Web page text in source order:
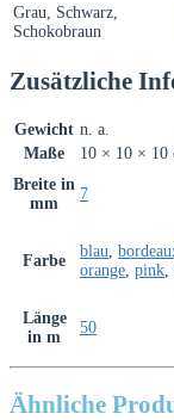
Grau, Schwarz,
Schokobraun
Zusätzliche
Gewicht n. a.
Maße
10 × 10 × 10
Breite in
mm
7
Farbe
blau,
orange, pink,
Länge
in m
50
Ähnliche